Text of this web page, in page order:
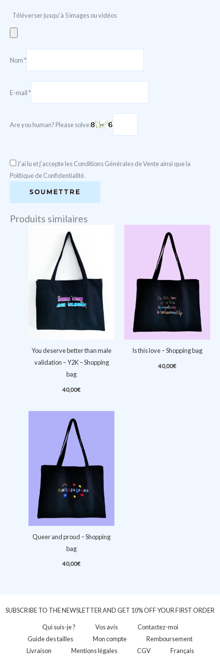
Téléverser jusqu‘à 5 images ou vidéos
Nom*
E-mail*
Are you human? Please solve:
J’ai lu et j’accepte les Conditions Générales de Vente ainsi que la
Politique de Confidentialité.
Produits similaires
You deserve better than male
validation – Y2K – Shopping
bag
40,00€
Is this love – Shopping bag
40,00€
Queer and proud – Shopping
bag
40,00€
SUBSCRIBE TO THE NEWSLETTER AND GET 10% OFF YOUR FIRST ORDER
Qui suis-je ? Vos avis
Contactez-moi
Guide des tailles
Mon compte
Remboursement
Livraison
Mentions légales CGV Français